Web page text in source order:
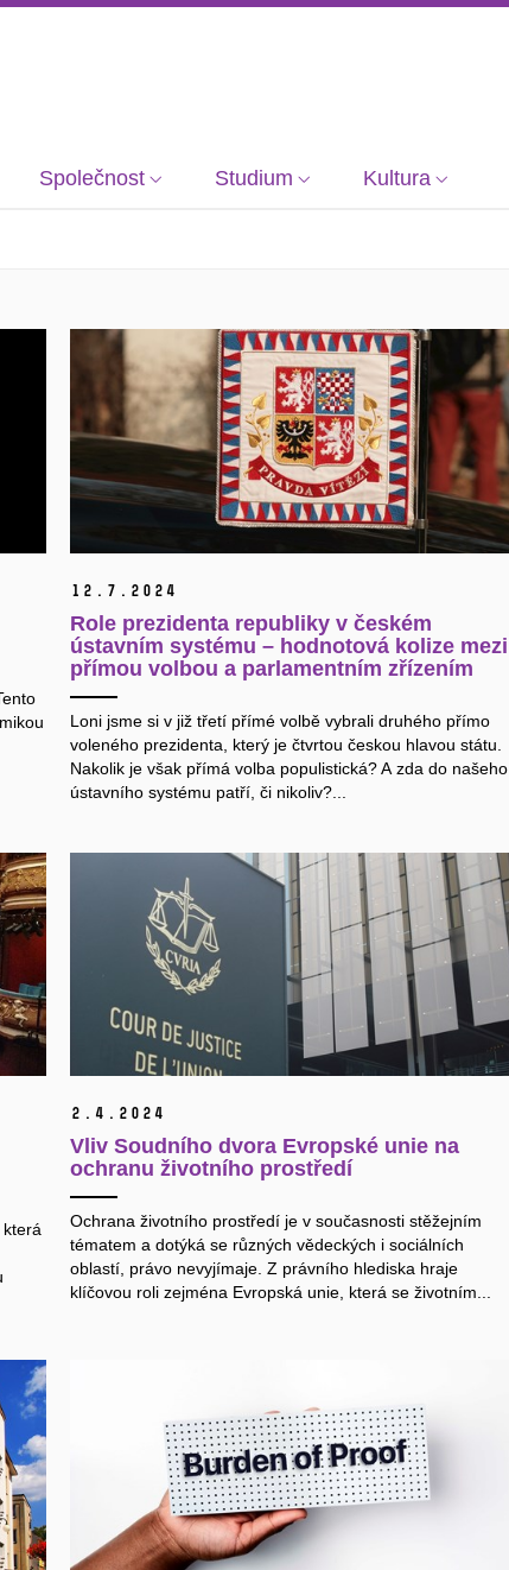
Společnost Studium Kultura
12. 7. 2024
Role prezidenta republiky v českém
ústavním systému – hodnotová kolize mezi
přímou volbou a parlamentním zřízením
Loni jsme si v již třetí přímé volbě vybrali druhého přímo
voleného prezidenta, který je čtvrtou českou hlavou státu.
Nakolik je však přímá volba populistická? A zda do našeho
ústavního systému patří, či nikoliv?...
která
2. 4. 2024
Vliv Soudního dvora Evropské unie na
ochranu životního prostředí
Ochrana životního prostředí je v současnosti stěžejním
tématem a dotýká se různých vědeckých i sociálních
oblastí, právo nevyjímaje. Z právního hlediska hraje
klíčovou roli zejména Evropská unie, která se životním...